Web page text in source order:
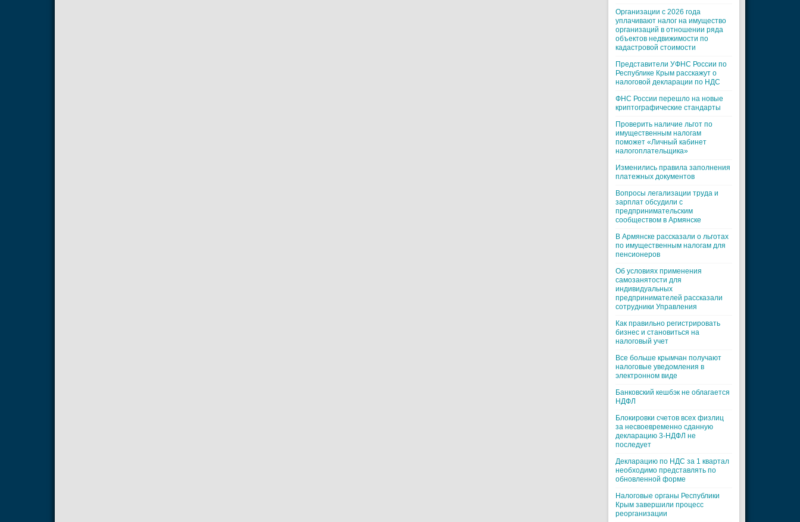
Организации с 2026 года
уплачивают налог на имущество
организаций в отношении ряда
объектов недвижимости по
кадастровой стоимости
Представители УФНС России по
Республике Крым расскажут о
налоговой декларации по НДС
ФНС России перешло на новые
криптографические стандарты
Проверить наличие льгот по
имущественным налогам
поможет «Личный кабинет
налогоплательщика»
Изменились правила заполнения
платежных документов
Вопросы легализации труда и
зарплат обсудили с
предпринимательским
сообществом в Армянске
В Армянске рассказали о льготах
по имущественным налогам для
пенсионеров
Об условиях применения
самозанятости для
индивидуальных
предпринимателей рассказали
сотрудники Управления
Как правильно регистрировать
бизнес и становиться на
налоговый учет
Все больше крымчан получают
налоговые уведомления в
электронном виде
Банковский кешбэк не облагается
НДФЛ
Блокировки счетов всех физлиц
за несвоевременно сданную
декларацию 3-НДФЛ не
последует
Декларацию по НДС за 1 квартал
необходимо представлять по
обновленной форме
Налоговые органы Республики
Крым завершили процесс
реорганизации